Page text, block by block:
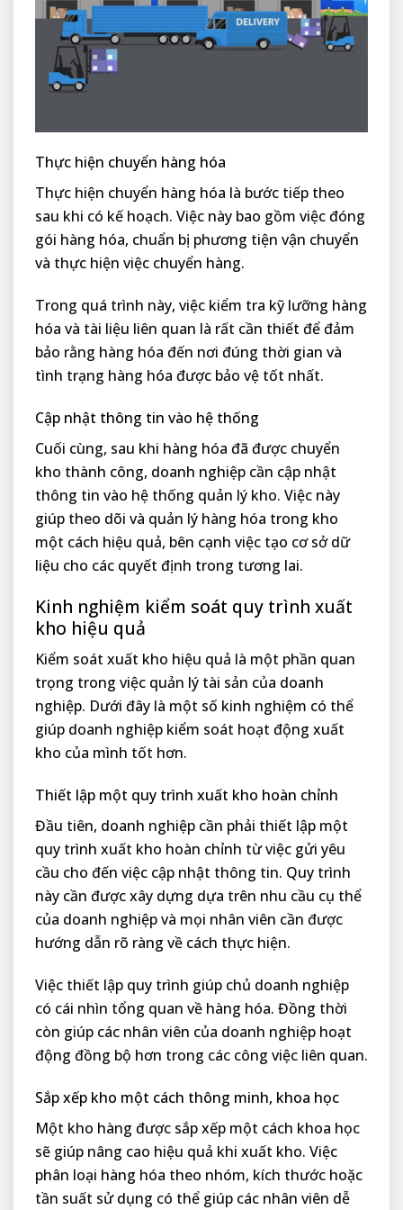
Thực hiện chuyển hàng hóa
Thực hiện chuyển hàng hóa là bước tiếp theo
sau khi có kế hoạch. Việc này bao gồm việc đóng
gói hàng hóa, chuẩn bị phương tiện vận chuyển
và thực hiện việc chuyển hàng.
Trong quá trình này, việc kiểm tra kỹ lưỡng hàng
hóa và tài liệu liên quan là rất cần thiết để đảm
bảo rằng hàng hóa đến nơi đúng thời gian và
tình trạng hàng hóa được bảo vệ tốt nhất.
Cập nhật thông tin vào hệ thống
Cuối cùng, sau khi hàng hóa đã được chuyển
kho thành công, doanh nghiệp cần cập nhật
thông tin vào hệ thống quản lý kho. Việc này
giúp theo dõi và quản lý hàng hóa trong kho
một cách hiệu quả, bên cạnh việc tạo cơ sở dữ
liệu cho các quyết định trong tương lai.
Kinh nghiệm kiểm soát quy trình xuất
kho hiệu quả
Kiểm soát xuất kho hiệu quả là một phần quan
trọng trong việc quản lý tài sản của doanh
nghiệp. Dưới đây là một số kinh nghiệm có thể
giúp doanh nghiệp kiểm soát hoạt động xuất
kho của mình tốt hơn.
Thiết lập một quy trình xuất kho hoàn chỉnh
Đầu tiên, doanh nghiệp cần phải thiết lập một
quy trình xuất kho hoàn chỉnh từ việc gửi yêu
cầu cho đến việc cập nhật thông tin. Quy trình
này cần được xây dựng dựa trên nhu cầu cụ thể
của doanh nghiệp và mọi nhân viên cần được
hướng dẫn rõ ràng về cách thực hiện.
Việc thiết lập quy trình giúp chủ doanh nghiệp
có cái nhìn tổng quan về hàng hóa. Đồng thời
còn giúp các nhân viên của doanh nghiệp hoạt
động đồng bộ hơn trong các công việc liên quan.
Sắp xếp kho một cách thông minh, khoa học
Một kho hàng được sắp xếp một cách khoa học
sẽ giúp nâng cao hiệu quả khi xuất kho. Việc
phân loại hàng hóa theo nhóm, kích thước hoặc
tần suất sử dụng có thể giúp các nhân viên dễ